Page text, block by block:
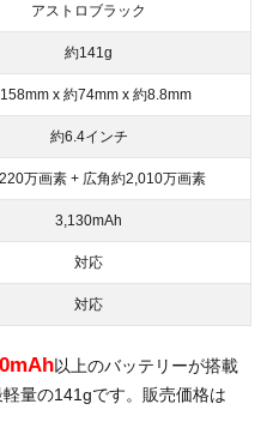
アストロブラック
約141g
x 約74mm x 約8.8mm
約6.4インチ
万画素 + 広角約2,010万画素
3,130mAh
対応
対応
以上のバッテリーが搭載
量の141gです。販売価格は